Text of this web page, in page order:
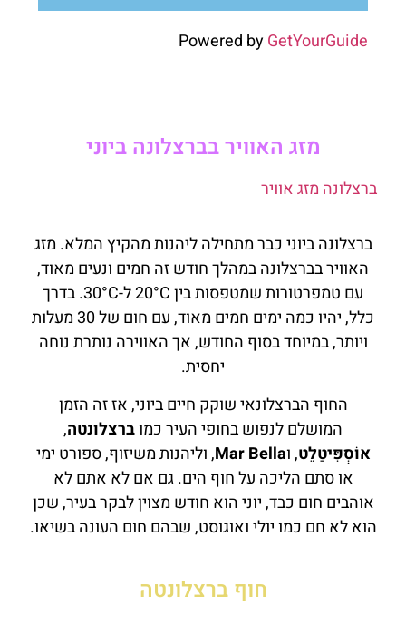
Powered byGetYourGuide
מזג האוויר בברצלונה ביוני
ברצלונה מזג אוויר
ברצלונה ביוני כבר מתחילה ליהנות מהקיץ המלא. מזג
האוויר בברצלונה במהלך חודש זה חמים ונעים מאוד,
עם טמפרטורות שמטפסות בין 20°C ל-30°C. בדרך
כלל, יהיו כמה ימים חמים מאוד, עם חום של 30 מעלות
ויותר, במיוחד בסוף החודש, אך האווירה נותרת נוחה
יחסית.
החוף הברצלונאי שוקק חיים ביוני, אז זה הזמן
המושלם לנפוש בחופי העיר כמוברצלונטה,
אוֹסְפִּיטַלֵט, וMar Bella, וליהנות משיזוף, ספורט ימי
או סתם הליכה על חוף הים. גם אם לא אתם לא
אוהבים חום כבד, יוני הוא חודש מצוין לבקר בעיר, שכן
הוא לא חם כמו יולי ואוגוסט, שבהם חום העונה בשיאו.
חוף ברצלונטה